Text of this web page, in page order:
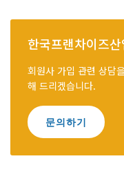
한국프랜차이즈
회원사 가입 관련 상담
해 드리겠습니다.
문의하기